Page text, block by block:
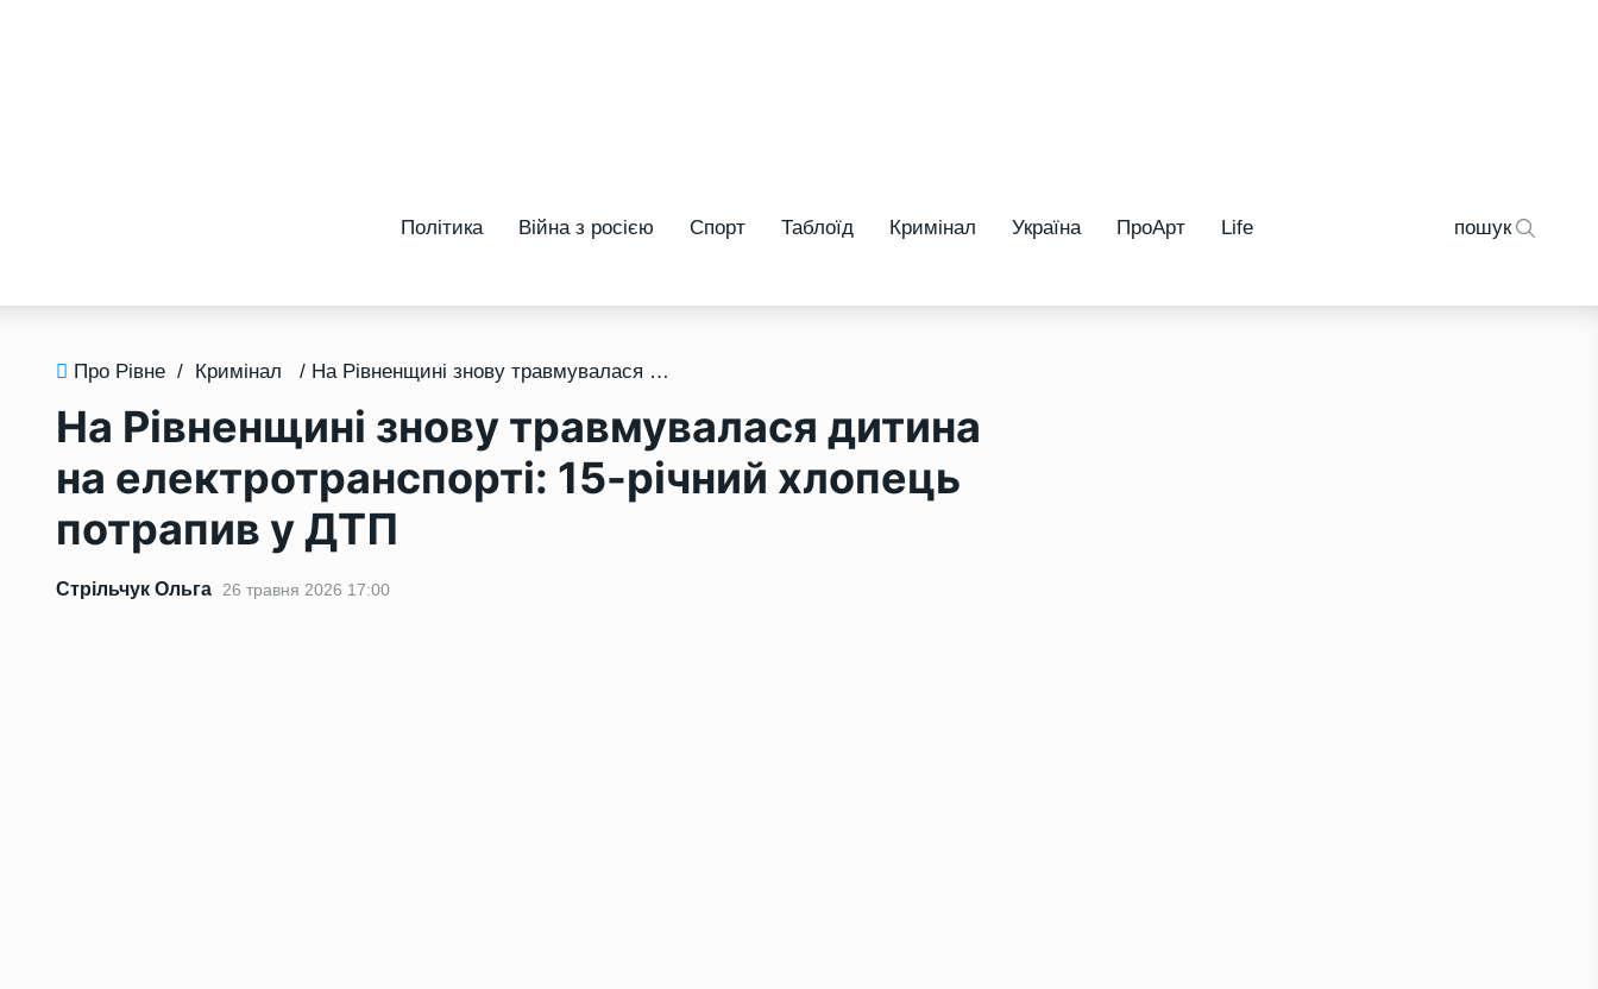
Політика Війна з росією Спорт Таблоїд Кримінал Україна ПроАрт Life пошук
Про Рівне / Кримінал / На Рівненщині знову травмувалася дитина на електротранспорті: 15-річний хлопець потрапив у ДТП
На Рівненщині знову травмувалася дитина
на електротранспорті: 15-річний хлопець
потрапив у ДТП
Стрільчук Ольга 26 травня 2026 17:00